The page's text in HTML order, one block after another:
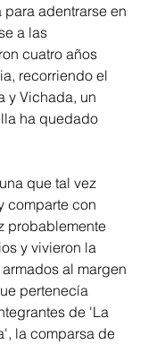
adentrarse en
a las
cuatro años
recorriendo el
y Vichada, un
ha quedado
que tal vez
comparte con
probablemente
y vivieron la
al margen
pertenecía
de 'La
la comparsa de